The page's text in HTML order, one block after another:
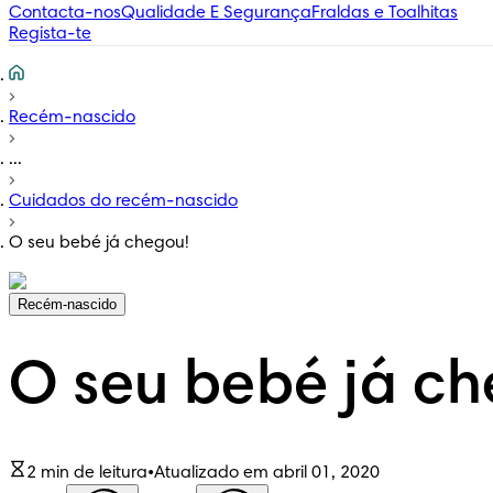
Contacta-nosQualidade E SegurançaFraldas e Toalhitas
Regista-te
Recém-nascido
...
Cuidados do recém-nascido
O seu bebé já chegou!
Recém-nascido
O seu bebé já
2 min de leitura•Atualizado em abril 01, 2020